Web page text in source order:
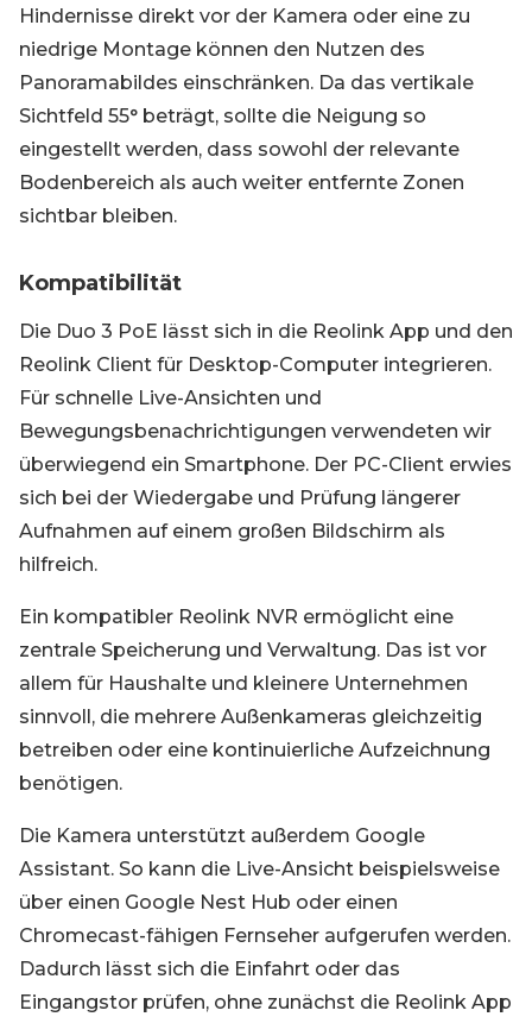
Hindernisse direkt vor der Kamera oder eine zu
niedrige Montage können den Nutzen des
Panoramabildes einschränken. Da das vertikale
Sichtfeld 55° beträgt, sollte die Neigung so
eingestellt werden, dass sowohl der relevante
Bodenbereich als auch weiter entfernte Zonen
sichtbar bleiben.
Kompatibilität
Die Duo 3 PoE lässt sich in die Reolink App und den
Reolink Client für Desktop-Computer integrieren.
Für schnelle Live-Ansichten und
Bewegungsbenachrichtigungen verwendeten wir
überwiegend ein Smartphone. Der PC-Client erwies
sich bei der Wiedergabe und Prüfung längerer
Aufnahmen auf einem großen Bildschirm als
hilfreich.
Ein kompatibler Reolink NVR ermöglicht eine
zentrale Speicherung und Verwaltung. Das ist vor
allem für Haushalte und kleinere Unternehmen
sinnvoll, die mehrere Außenkameras gleichzeitig
betreiben oder eine kontinuierliche Aufzeichnung
benötigen.
Die Kamera unterstützt außerdem Google
Assistant. So kann die Live-Ansicht beispielsweise
über einen Google Nest Hub oder einen
Chromecast-fähigen Fernseher aufgerufen werden.
Dadurch lässt sich die Einfahrt oder das
Eingangstor prüfen, ohne zunächst die Reolink App